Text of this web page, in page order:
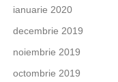
ianuarie 2020
decembrie 2019
noiembrie 2019
octombrie 2019